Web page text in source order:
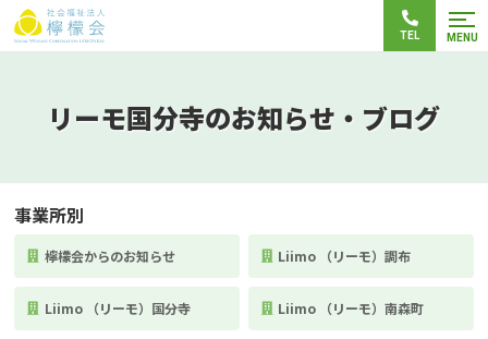
TEL MENU
リーモ国分寺のお知らせ・ブログ
事業所別
檸檬会からのお知らせ Liimo （リーモ）調布
Liimo （リーモ）国分寺 Liimo （リーモ）南森町